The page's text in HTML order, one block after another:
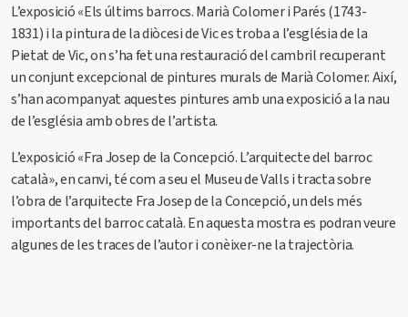
L’exposició «Els últims barrocs. Marià Colomer i Parés (1743-
1831) i la pintura de la diòcesi de Vic es troba a l’església de la
Pietat de Vic, on s’ha fet una restauració del cambril recuperant
un conjunt excepcional de pintures murals de Marià Colomer. Així,
s’han acompanyat aquestes pintures amb una exposició a la nau
de l’església amb obres de l’artista.
L’exposició «Fra Josep de la Concepció. L’arquitecte del barroc
català», en canvi, té com a seu el Museu de Valls i tracta sobre
l’obra de l’arquitecte Fra Josep de la Concepció, un dels més
importants del barroc català. En aquesta mostra es podran veure
algunes de les traces de l’autor i conèixer-ne la trajectòria.